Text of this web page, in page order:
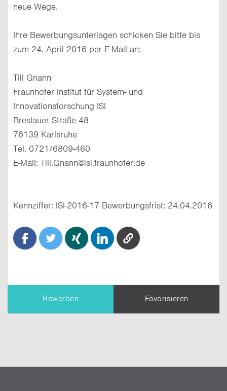
neue Wege.
Ihre Bewerbungsunterlagen schicken Sie bitte bis
zum 24. April 2016 per E-Mail an:
Till Gnann
Fraunhofer Institut für System- und
Innovationsforschung ISI
Breslauer Straße 48
76139 Karlsruhe
Tel. 0721/6809-460
E-Mail: Till.Gnann@isi.fraunhofer.de
Kennziffer: ISI-2016-17 Bewerbungsfrist: 24.04.2016
übermittelt. Erziele einen besseren Eindruck,
Bewerben Favorisieren